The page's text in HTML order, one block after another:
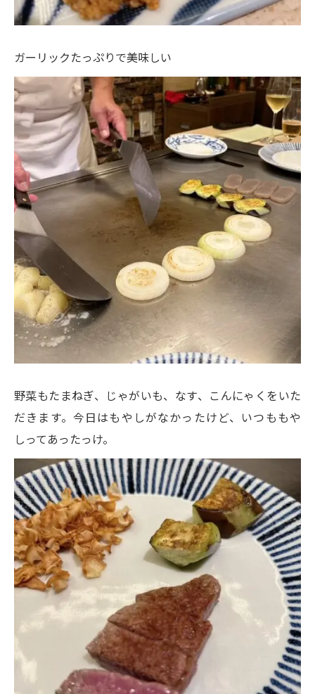
ガーリックたっぷりで美味しい
野菜もたまねぎ、じゃがいも、なす、こんにゃくをいた
だきます。今日はもやしがなかったけど、いつももや
しってあったっけ。